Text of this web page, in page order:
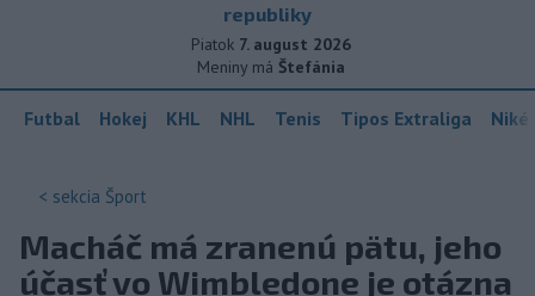
republiky
Piatok 7. august 2026
Meniny má Štefánia
Futbal Hokej KHL NHL Tenis Tipos Extraliga
< sekcia Šport
Macháč má zranenú pätu, jeho
účasť vo Wimbledone je otázna